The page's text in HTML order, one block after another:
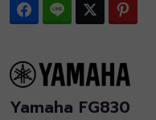
Facebook
Line Twitter
Yamaha FG830